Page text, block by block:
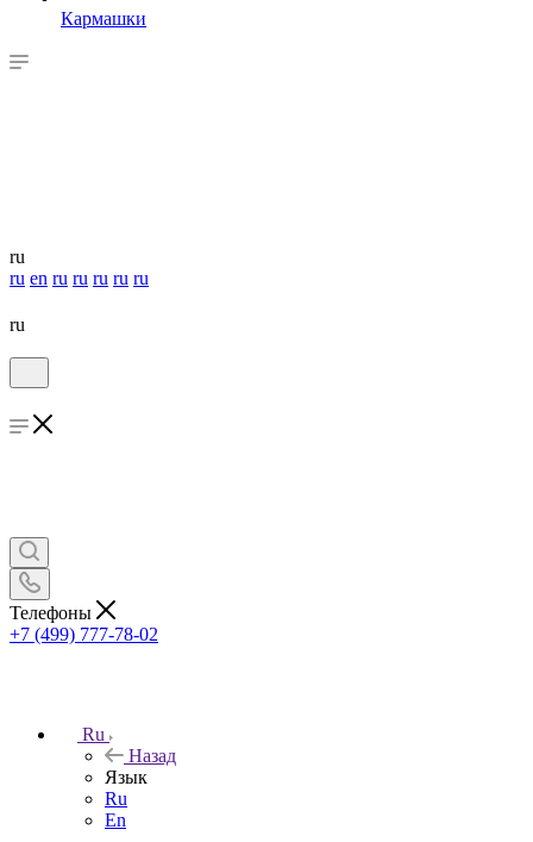
Кармашки
ru
ru en ru ru ru ru ru
ru
Телефоны
+7 (499) 777-78-02
Ru
Назад
Язык
Ru
En